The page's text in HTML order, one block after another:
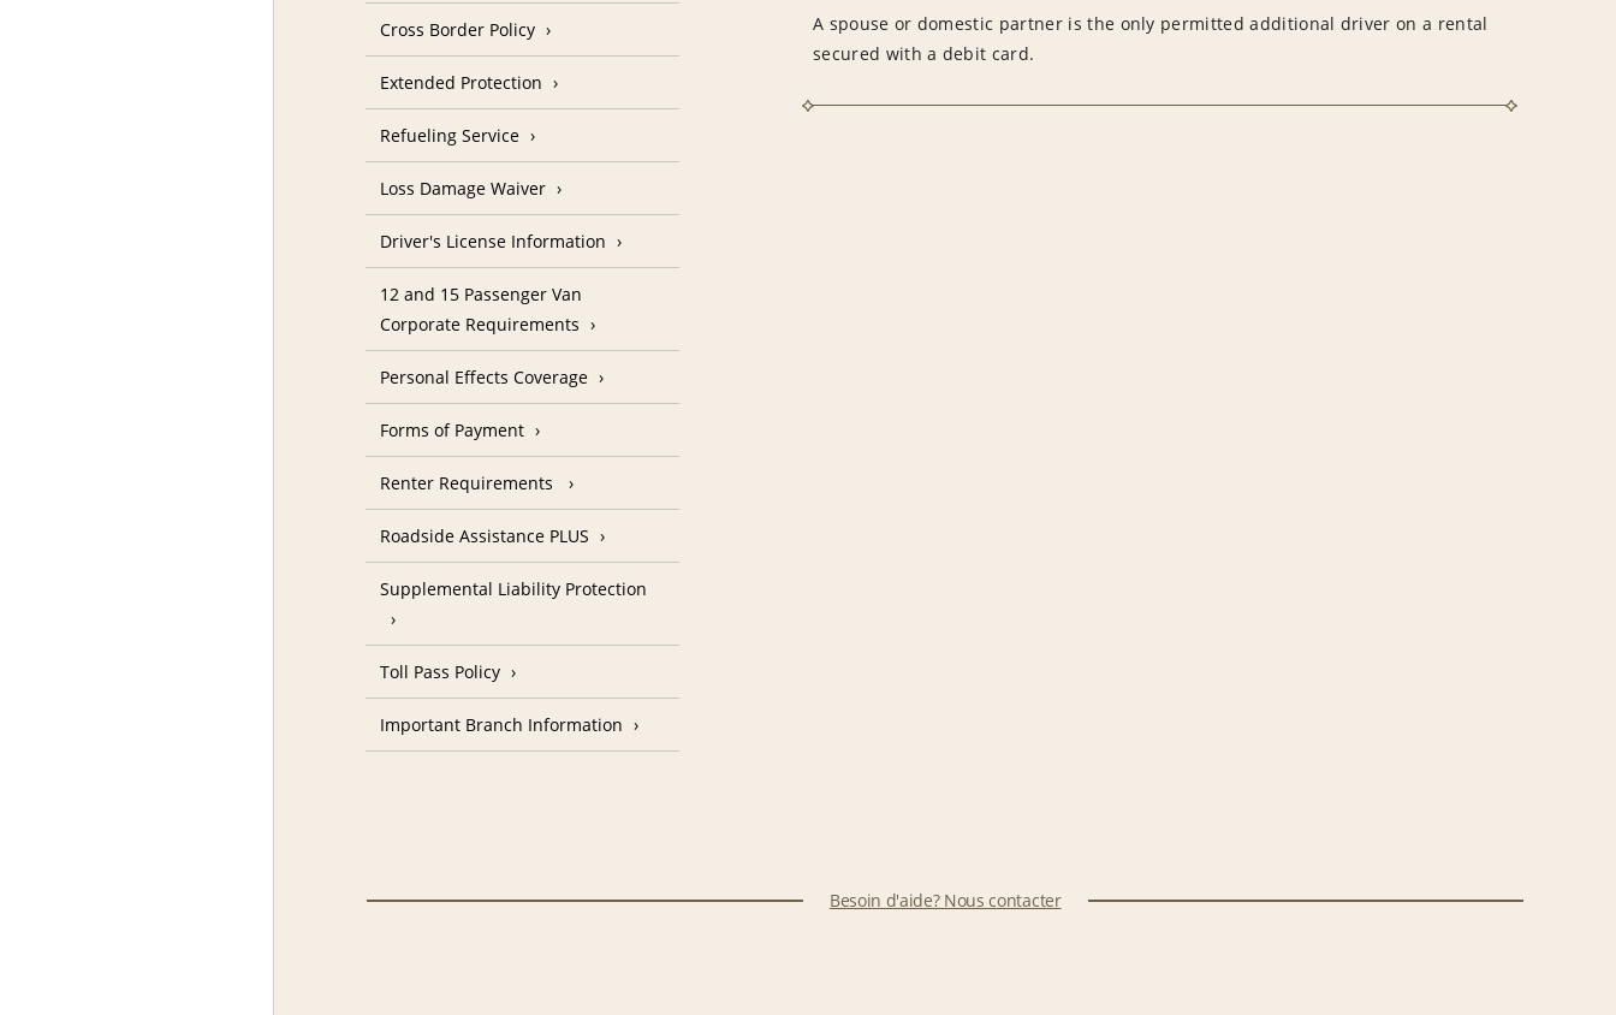
A spouse or domestic partner is the only permitted additional driver on a rental
secured with a debit card.
Cross Border Policy
Extended Protection
Refueling Service
Loss Damage Waiver
Driver's License Information
12 and 15 Passenger Van
Corporate Requirements
Personal Effects Coverage
Forms of Payment
Renter Requirements
Roadside Assistance PLUS
Supplemental Liability Protection
Toll Pass Policy
Important Branch Information
Besoin d'aide? Nous contacter